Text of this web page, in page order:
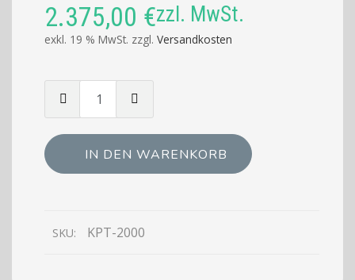
2.375,00 €zzl. MwSt.
exkl. 19 % MwSt. zzgl. Versandkosten
von
2000
Pizza
grau,
IN DEN WARENKORB
SKU: KPT-2000